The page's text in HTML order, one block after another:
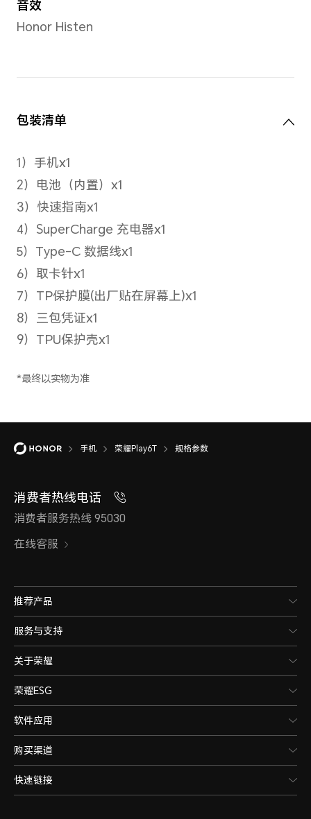
*实际网络使用，需要根据运营商网络
是否支持。
5G网络制式主卡
移动5G（NR）/联通5G（NR）
备注：*5G网络使用，需要根据运营
况确定是否支持。
5G网络制式副卡
移动5G（NR）/联通5G（NR
电5G（NR）
备注：*5G网络使用，需要根据运营商
况确定是否支持。
移动/联通/电信（TD-LTE/LTE
备注：*4G网络使用，需要根据运营商
况确定是否支持。
4G网络制式副卡
移动/联通/电信（TD-LTE/LTE
LTE/LTE FDD）
备注：*4G网络使用，需要根据运营商
况确定是否支持。
3G网络制式主卡
联通3G（WCDMA）/电信3G（
手机 荣耀Play6T 规格参数
消费者热线电话
消费者服务热线 95030
在线客服
推荐产品
服务与支持
关于荣耀
荣耀ESG
软件应用
购买渠道
快速链接